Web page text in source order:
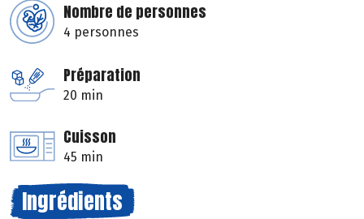
Nombre de personnes
4 personnes
Préparation
20 min
Cuisson
45 min
Ingrédients